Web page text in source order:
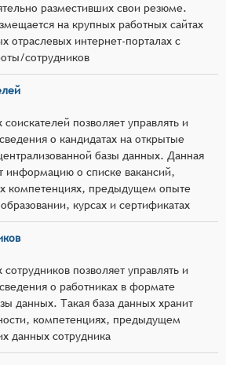
разместивших свои резюме.
на крупных работных сайтах
отраслевых интернет-порталах с
сотрудников
позволяет управлять и
о кандидатах на открытые
базы данных. Данная
информацию о списке вакансий,
компетенциях, предыдущем опыте
курсах и сертификатах
позволяет управлять и
о работниках в формате
данных. Такая база данных хранит
компетенциях, предыдущем
данных сотрудника